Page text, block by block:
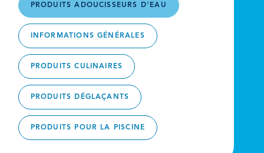
PRODUITS ADOUCISSEURS D'EAU
INFORMATIONS GÉNÉRALES
PRODUITS CULINAIRES
PRODUITS DÉGLAÇANTS
PRODUITS POUR LA PISCINE